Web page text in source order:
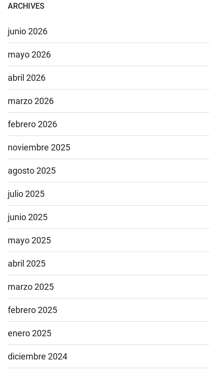
ARCHIVES
junio 2026
mayo 2026
abril 2026
marzo 2026
febrero 2026
noviembre 2025
agosto 2025
julio 2025
junio 2025
mayo 2025
abril 2025
marzo 2025
febrero 2025
enero 2025
diciembre 2024